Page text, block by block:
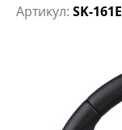
Артикул: SK-161Е